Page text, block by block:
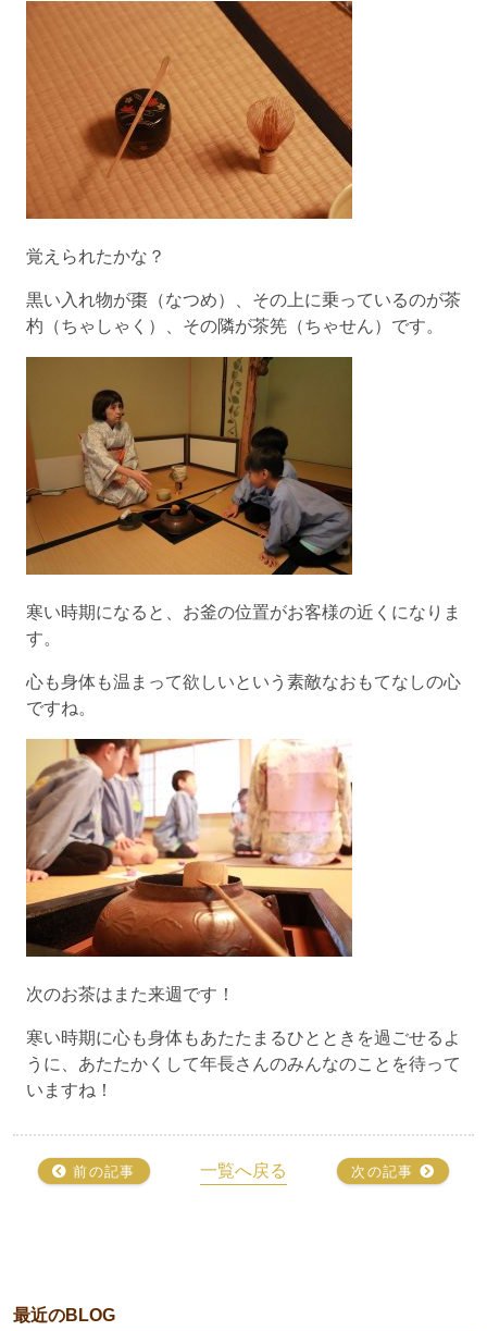
覚えられたかな？
黒い入れ物が棗（なつめ）、その上に乗っているのが茶
杓（ちゃしゃく）、その隣が茶筅（ちゃせん）です。
寒い時期になると、お釜の位置がお客様の近くになりま
す。
心も身体も温まって欲しいという素敵なおもてなしの心
ですね。
次のお茶はまた来週です！
寒い時期に心も身体もあたたまるひとときを過ごせるよ
うに、あたたかくして年長さんのみんなのことを待って
いますね！
前の記事 一覧へ戻る 次の記事
最近のBLOG